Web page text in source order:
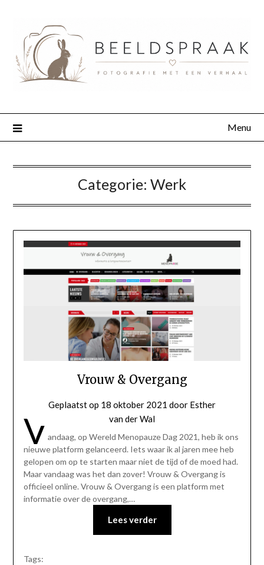
Menu
Categorie: Werk
Vrouw & Overgang
Geplaatst op 18 oktober 2021 door Esther
van der Wal
V andaag, op Wereld Menopauze Dag 2021, heb ik ons
nieuwe platform gelanceerd. Iets waar ik al jaren mee heb
gelopen om op te starten maar niet de tijd of de moed had.
Maar vandaag was het dan zover! Vrouw & Overgang is
officieel online. Vrouw & Overgang is een platform met
informatie over de overgang,…
Lees verder
Tags: